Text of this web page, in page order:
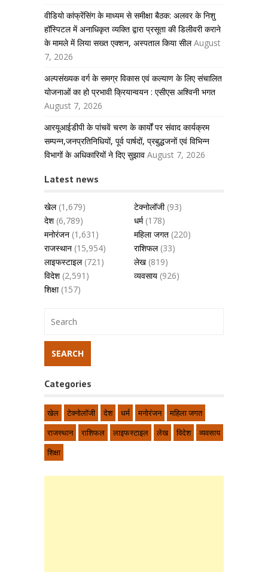
वीडियो कांफ्रेंसिंग के माध्यम से समीक्षा बैठक: अलवर के निशु
हॉस्पिटल में अनाधिकृत व्यक्ति द्वारा प्रसूता की डिलीवरी कराने
के मामले में लिया सख्त एक्शन, अस्पताल किया सील August
7, 2026
अल्पसंख्यक वर्ग के समग्र विकास एवं कल्याण के लिए संचालित
योजनाओं का हो प्रभावी क्रियान्वयन : एसीएस अश्विनी भगत
August 7, 2026
आरयूआईडीपी के पांचवें चरण के कार्यों पर संवाद कार्यक्रम
सम्पन्न,जनप्रतिनिधियों, पूर्व पार्षदों, प्रबुद्धजनों एवं विभिन्न
विभागों के अधिकारियों ने दिए सुझाव August 7, 2026
Latest news
खेल(1,679) टेक्नोलॉजी(93)
देश(6,789) धर्म(178)
मनोरंजन (1,631) महिला जगत (220)
राजस्थान (15,954) राशिफल(33)
लाइफस्टाइल(721) लेख (819)
विदेश(2,591) व्यवसाय (926)
शिक्षा(157)
Categories
खेल टेक्नोलॉजी देश धर्म मनोरंजन
महिला जगत
राजस्थान
राशिफल लाइफस्टाइल लेख विदेश
व्यवसाय
शिक्षा